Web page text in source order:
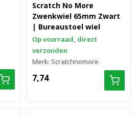
Scratch No More
Zwenkwiel 65mm Zwart
| Bureaustoel wiel
Op voorraad, direct
verzonden
Merk: Scratchnomore
7,74